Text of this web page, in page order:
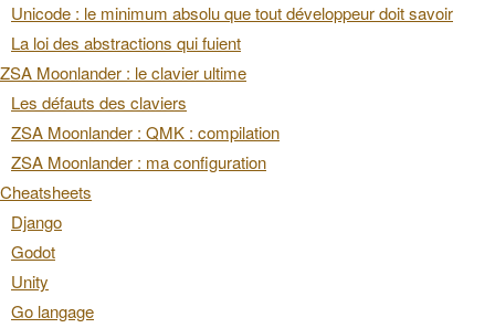
Unicode : le minimum absolu que tout développeur doit savoir
La loi des abstractions qui fuient
ZSA Moonlander : le clavier ultime
Les défauts des claviers
ZSA Moonlander : QMK : compilation
ZSA Moonlander : ma configuration
Cheatsheets
Django
Godot
Unity
Go langage